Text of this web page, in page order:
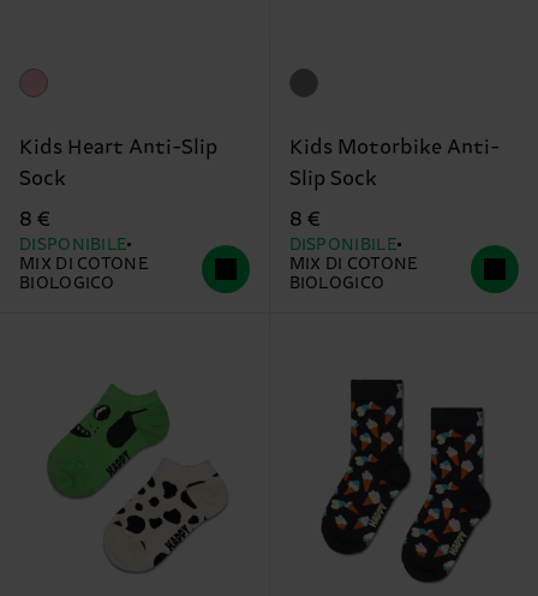
Kids Heart Anti-Slip
Sock
8 €
DISPONIBILE
MIX DI COTONE
BIOLOGICO
Kids Motorbike Anti-
Slip Sock
8 €
DISPONIBILE
MIX DI COTONE
BIOLOGICO